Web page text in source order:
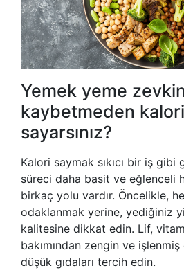
Yemek yeme
kaybetmeden
sayarsınız?
Kalori saymak sıkıcı bir iş gibi
süreci daha basit ve eğlenceli
birkaç yolu vardır. Öncelikle,
odaklanmak yerine, yediğiniz
kalitesine dikkat edin. Lif,
bakımından zengin ve işlenmiş
düşük gıdaları tercih edin.